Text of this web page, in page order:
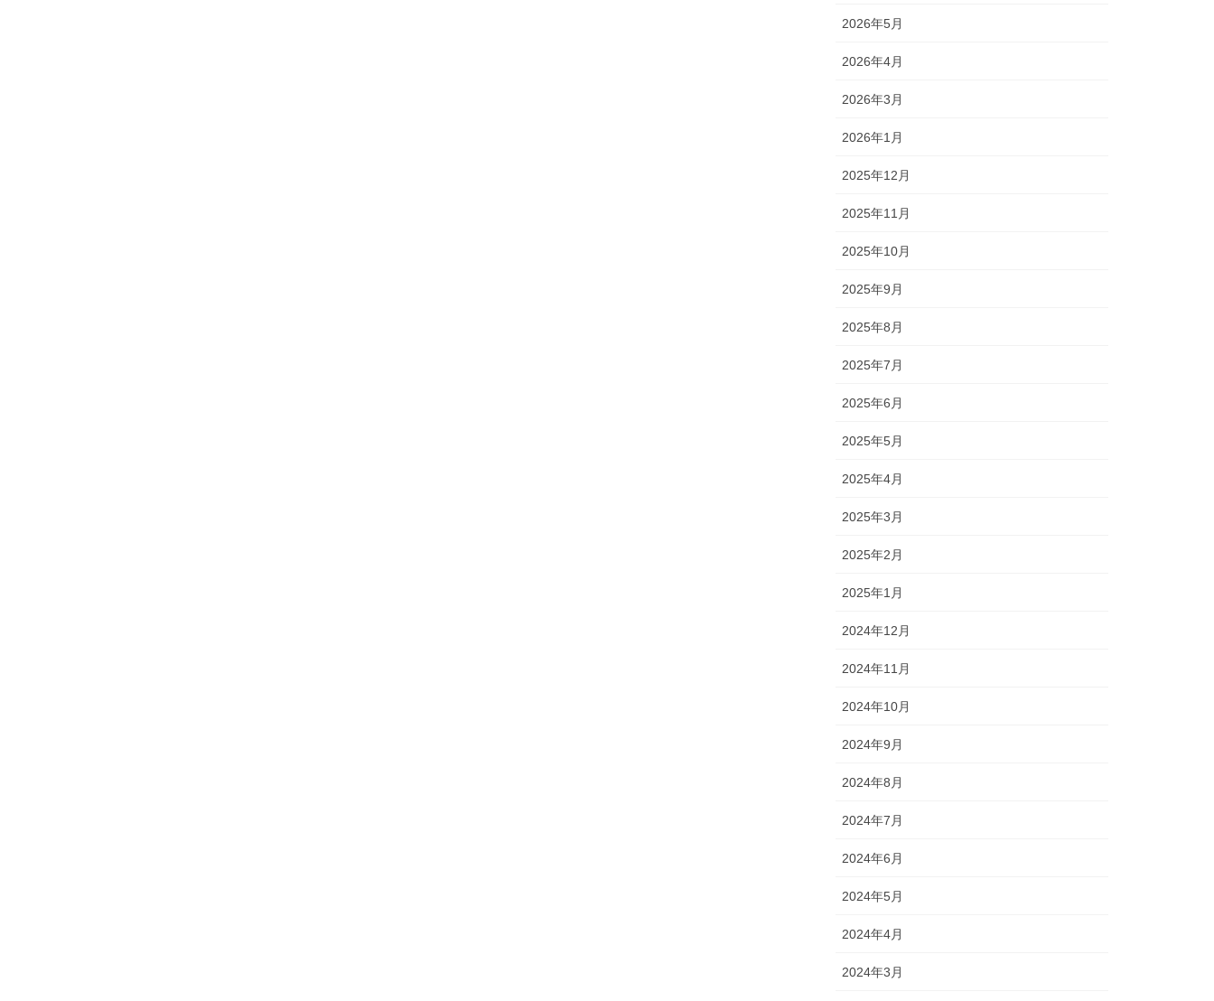
2026年5月
2026年4月
2026年3月
2026年1月
2025年12月
2025年11月
2025年10月
2025年9月
2025年8月
2025年7月
2025年6月
2025年5月
2025年4月
2025年3月
2025年2月
2025年1月
2024年12月
2024年11月
2024年10月
2024年9月
2024年8月
2024年7月
2024年6月
2024年5月
2024年4月
2024年3月